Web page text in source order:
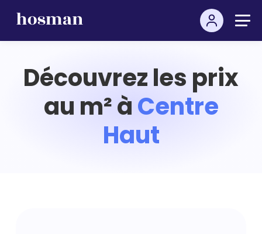
Découvrez les prix
au m² àCentre
Haut